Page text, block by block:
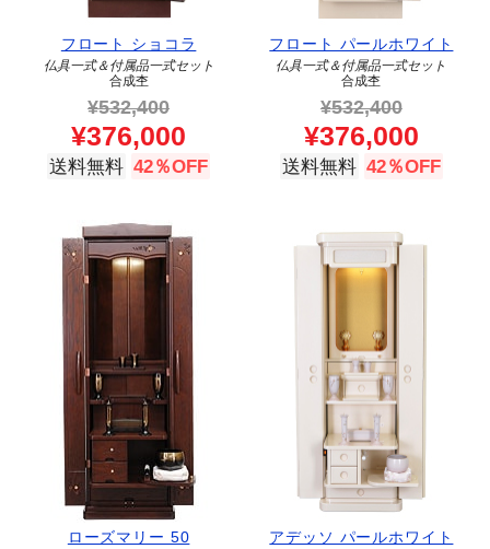
フロート ショコラ
仏具一式＆付属品一式セット
合成杢
¥532,400
¥376,000
送料無料 42％OFF
フロート パールホワイト
仏具一式＆付属品一式セット
合成杢
¥532,400
¥376,000
送料無料 42％OFF
ローズマリー 50 アデッソ パールホワイト